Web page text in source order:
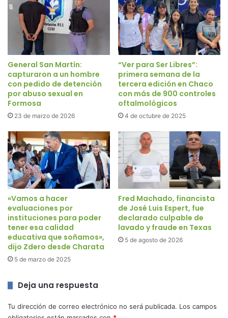
General San Martín:
capturaron a un hombre
con pedido de detención
por abuso sexual en
Formosa
23 de marzo de 2026
“Ver para Ser Libres”:
primera semana de la
tercera edición en Chaco
con más de 900 controles
oftalmológicos
4 de octubre de 2025
«Vamos a hacer
evaluaciones por
instituciones para poder
tener esa calidad
educativa que soñamos»,
dijo Zdero desde Charata
5 de marzo de 2025
Fred Machado, financista
de José Luis Espert, fue
declarado culpable de
lavado y fraude en Texas
5 de agosto de 2026
Deja una respuesta
Tu dirección de correo electrónico no será publicada. Los campos